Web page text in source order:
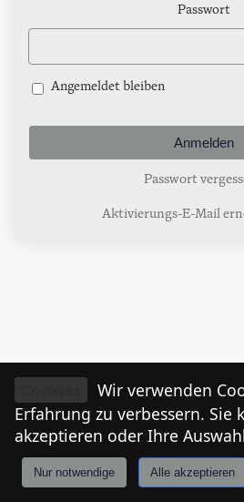
Passwort
Angemeldet bleiben
Passwort
Aktivierungs-E-Mail
Anmelden
Wir verwenden
Erfahrung zu verbessern. Sie
akzeptieren oder Ihre
Nur notwendige Alle akzeptieren